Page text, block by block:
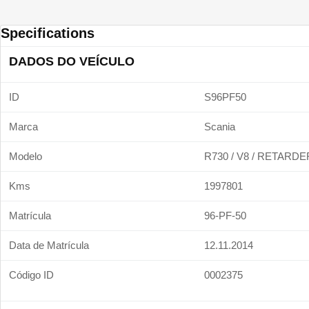
Specifications
DADOS DO VEÍCULO
ID S96PF50
Marca Scania
Modelo R730 / V8 /
Kms 1997801
Matrícula 96-PF-50
Data de Matrícula 12.11.2014
Código ID 0002375